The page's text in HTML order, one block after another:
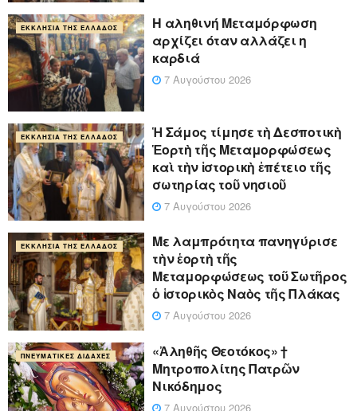
ΕΚΚΛΗΣΊΑ ΤΗΣ ΕΛΛΆΔΟΣ
Η αληθινή Μεταμόρφωση
αρχίζει όταν αλλάζει η
καρδιά
7 Αυγούστου 2026
ΕΚΚΛΗΣΊΑ ΤΗΣ ΕΛΛΆΔΟΣ
Ἡ Σάμος τίμησε τὴ Δεσποτικὴ
Ἑορτὴ τῆς Μεταμορφώσεως
καὶ τὴν ἱστορικὴ ἐπέτειο τῆς
σωτηρίας τοῦ νησιοῦ
7 Αυγούστου 2026
ΕΚΚΛΗΣΊΑ ΤΗΣ ΕΛΛΆΔΟΣ
Με λαμπρότητα πανηγύρισε
τὴν ἑορτὴ τῆς
Μεταμορφώσεως τοῦ Σωτῆρος
ὁ ἱστορικὸς Ναὸς τῆς Πλάκας
7 Αυγούστου 2026
ΠΝΕΥΜΑΤΙΚΈΣ ΔΙΔΑΧΈΣ
«Ἀληθῆς Θεοτόκος» †
Μητροπολίτης Πατρῶν
Νικόδημος
7 Αυγούστου 2026